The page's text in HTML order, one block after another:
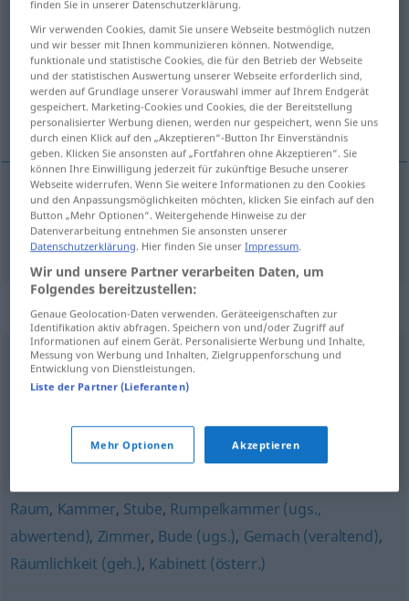
Loch -(e)s Löcher
Übersicht aller Übersetzungen
(Für mehr Details die Übersetzung anklicken/antippen)
rupa
rupa Loch
Synonyme für "Loch"
Grube,Senkung,Vertiefung
Vertiefung,Mulde
Raum, Kammer, Stube, Rumpelkammer (ugs.,
abwertend), Zimmer, Bude (ugs.), Gemach (veraltend),
Räumlichkeit (geh.), Kabinett (österr.)
finden Sie in unserer Datenschutzerklärung.
Wir verwenden Cookies, damit Sie unsere Webseite bestmöglich nutzen
und wir besser mit Ihnen kommunizieren können. Notwendige,
funktionale und statistische Cookies, die für den Betrieb der Webseite
und der statistischen Auswertung unserer Webseite erforderlich sind,
werden auf Grundlage unserer Vorauswahl immer auf Ihrem Endgerät
gespeichert. Marketing-Cookies und Cookies, die der Bereitstellung
personalisierter Werbung dienen, werden nur gespeichert, wenn Sie uns
durch einen Klick auf den „Akzeptieren“-Button Ihr Einverständnis
geben. Klicken Sie ansonsten auf „Fortfahren ohne Akzeptieren“. Sie
können Ihre Einwilligung jederzeit für zukünftige Besuche unserer
Webseite widerrufen. Wenn Sie weitere Informationen zu den Cookies
und den Anpassungsmöglichkeiten möchten, klicken Sie einfach auf den
Button „Mehr Optionen“. Weitergehende Hinweise zu der
Datenverarbeitung entnehmen Sie ansonsten unserer
Datenschutzerklärung. Hier finden Sie unserImpressum.
Wir und unsere Partner verarbeiten Daten, um
Folgendes bereitzustellen:
Genaue Geolocation-Daten verwenden. Geräteeigenschaften zur
Identifikation aktiv abfragen. Speichern von und/oder Zugriff auf
Informationen auf einem Gerät. Personalisierte Werbung und Inhalte,
Messung von Werbung und Inhalten, Zielgruppenforschung und
Entwicklung von Dienstleistungen.
Liste der Partner (Lieferanten)
Mehr Optionen Akzeptieren